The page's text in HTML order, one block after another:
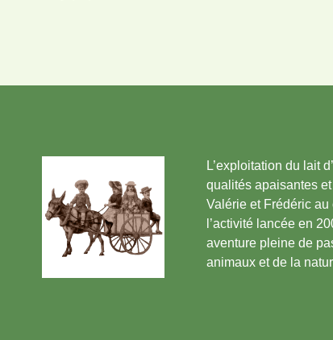
L’exploitation du lait
qualités apaisantes
Valérie et Frédéric
l’activité lancée en
aventure pleine de
animaux et de la